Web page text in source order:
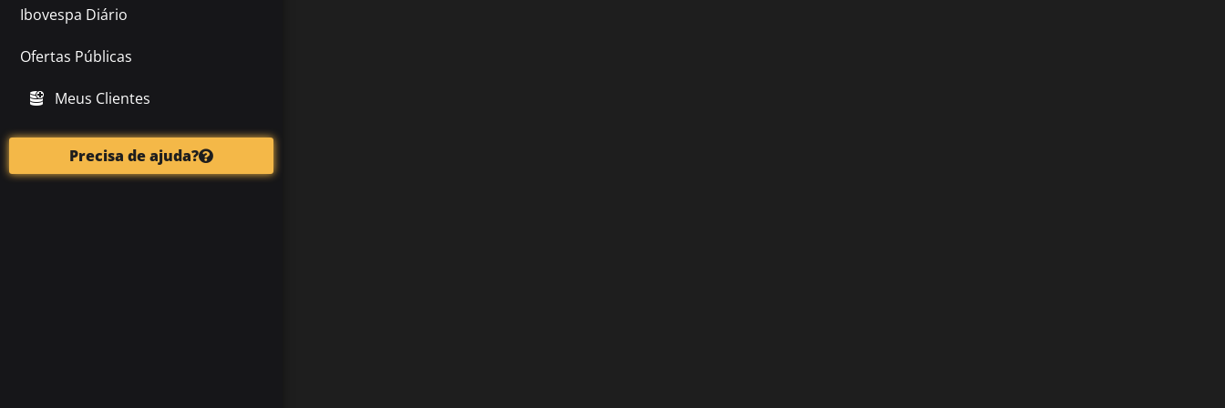
Ibovespa Diário
Ofertas Públicas
Meus Clientes
Precisa de ajuda?